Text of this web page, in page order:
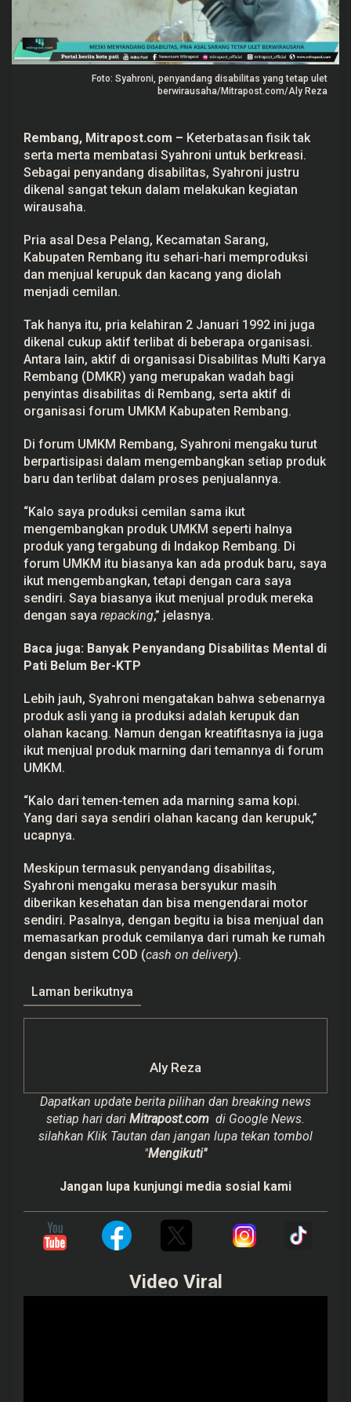
a
s
,
P
r
i
a
A
S
a
r
a
n
g
a
p
l
e
r
w
i
r
u
s
a
Foto: Syahroni, penyandang disabilitas yang tetap ulet
berwirausaha/Mitrapost.com/Aly Reza
Rembang, Mitrapost.com – Keterbatasan fisik tak
serta merta membatasi Syahroni untuk berkreasi.
Sebagai penyandang disabilitas, Syahroni justru
dikenal sangat tekun dalam melakukan kegiatan
wirausaha.
Pria asal Desa Pelang, Kecamatan Sarang,
Kabupaten Rembang itu sehari-hari memproduksi
dan menjual kerupuk dan kacang yang diolah
menjadi cemilan.
Tak hanya itu, pria kelahiran 2 Januari 1992 ini juga
dikenal cukup aktif terlibat di beberapa organisasi.
Antara lain, aktif di organisasi Disabilitas Multi Karya
Rembang (DMKR) yang merupakan wadah bagi
penyintas disabilitas di Rembang, serta aktif di
organisasi forum UMKM Kabupaten Rembang.
Di forum UMKM Rembang, Syahroni mengaku turut
berpartisipasi dalam mengembangkan setiap produk
baru dan terlibat dalam proses penjualannya.
“Kalo saya produksi cemilan sama ikut
mengembangkan produk UMKM seperti halnya
produk yang tergabung di Indakop Rembang. Di
forum UMKM itu biasanya kan ada produk baru, saya
ikut mengembangkan, tetapi dengan cara saya
sendiri. Saya biasanya ikut menjual produk mereka
dengan saya repacking,” jelasnya.
Baca juga: Banyak Penyandang Disabilitas Mental di
Pati Belum Ber-KTP
Lebih jauh, Syahroni mengatakan bahwa sebenarnya
produk asli yang ia produksi adalah kerupuk dan
olahan kacang. Namun dengan kreatifitasnya ia juga
ikut menjual produk marning dari temannya di forum
UMKM.
“Kalo dari temen-temen ada marning sama kopi.
Yang dari saya sendiri olahan kacang dan kerupuk,”
ucapnya.
Meskipun termasuk penyandang disabilitas,
Syahroni mengaku merasa bersyukur masih
diberikan kesehatan dan bisa mengendarai motor
sendiri. Pasalnya, dengan begitu ia bisa menjual dan
memasarkan produk cemilanya dari rumah ke rumah
dengan sistem COD (cash on delivery).
Laman berikutnya
Aly Reza
Dapatkan update berita pilihan dan breaking news
setiap hari dari Mitrapost.com di Google News.
silahkan Klik Tautan dan jangan lupa tekan tombol
"Mengikuti"
Jangan lupa kunjungi media sosial kami
Video Viral